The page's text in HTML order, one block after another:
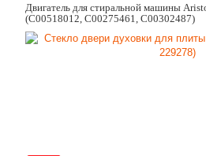
Двигатель для стиральной машины
(C00518012, C00275461, C00302487)